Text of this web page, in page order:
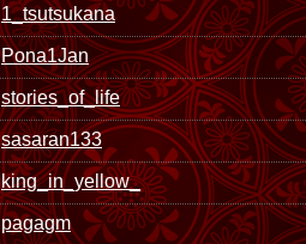
1_tsutsukana
Pona1Jan
stories_of_life
sasaran133
king_in_yellow_
pagagm